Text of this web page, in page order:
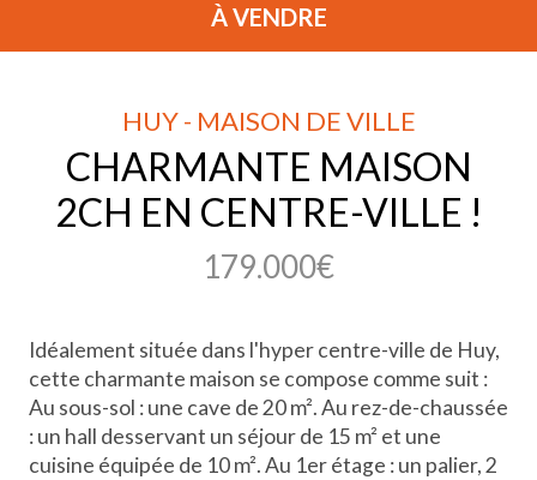
À VENDRE
HUY - MAISON DE VILLE
CHARMANTE MAISON
2CH EN CENTRE-VILLE !
179.000€
Idéalement située dans l'hyper centre-ville de Huy,
cette charmante maison se compose comme suit :
Au sous-sol : une cave de 20 m². Au rez-de-chaussée
: un hall desservant un séjour de 15 m² et une
cuisine équipée de 10 m². Au 1er étage : un palier, 2